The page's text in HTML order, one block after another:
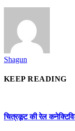
Shagun
KEEP READING
चित्रकूट की रेल